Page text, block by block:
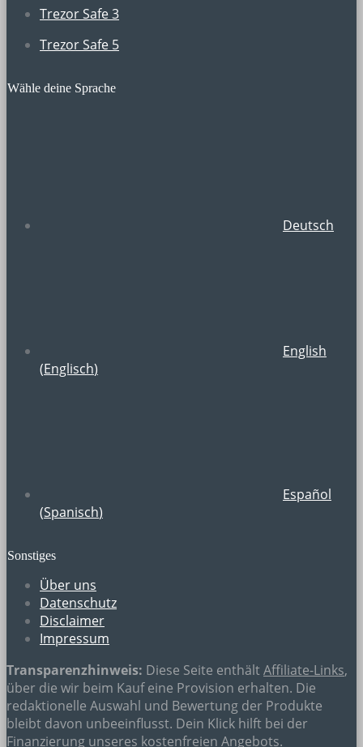
Trezor Safe 3
Trezor Safe 5
Wähle deine Sprache
Deutsch
English
(Englisch)
Español
(Spanisch)
Sonstiges
Über uns
Datenschutz
Disclaimer
Impressum
Transparenzhinweis: Diese Seite enthältAffiliate-Links,
über die wir beim Kauf eine Provision erhalten. Die
redaktionelle Auswahl und Bewertung der Produkte
bleibt davon unbeeinflusst. Dein Klick hilft bei der
Finanzierung unseres kostenfreien Angebots.